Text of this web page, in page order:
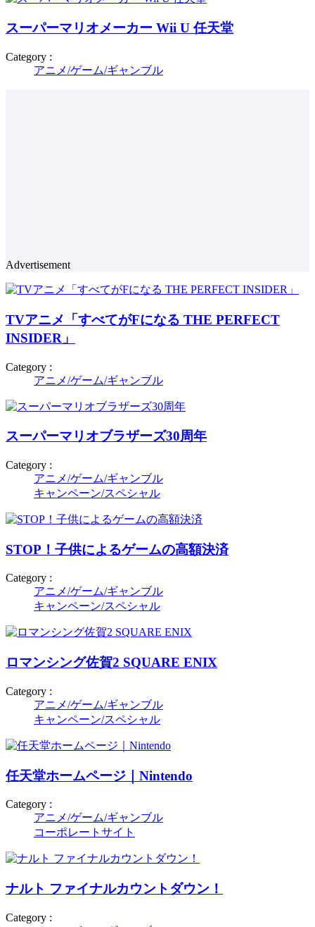
スーパーマリオメーカー Wii U 任天堂
Category :
アニメ/ゲーム/ギャンブル
Advertisement
TVアニメ「すべてがFになる THE PERFECT
INSIDER」
Category :
アニメ/ゲーム/ギャンブル
スーパーマリオブラザーズ30周年
Category :
アニメ/ゲーム/ギャンブル
キャンペーン/スペシャル
STOP！子供によるゲームの高額決済
Category :
アニメ/ゲーム/ギャンブル
キャンペーン/スペシャル
ロマンシング佐賀2 SQUARE ENIX
Category :
アニメ/ゲーム/ギャンブル
キャンペーン/スペシャル
任天堂ホームページ｜Nintendo
Category :
アニメ/ゲーム/ギャンブル
コーポレートサイト
ナルト ファイナルカウントダウン！
Category :